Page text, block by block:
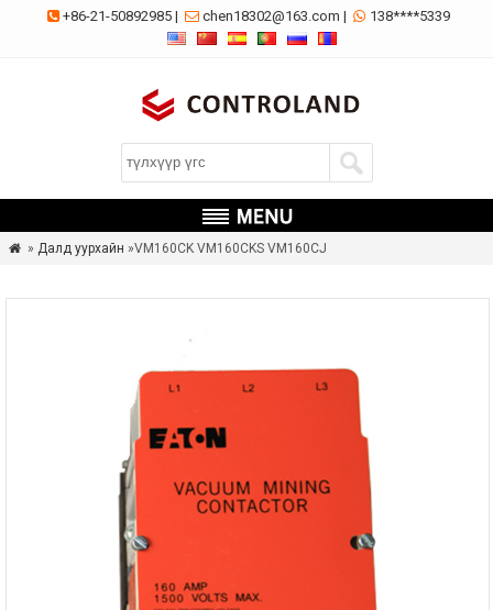
 +86-21-50892985 |  chen18302@163.com |  138****5339
 » Далд уурхайн »VM160CK VM160CKS VM160CJ